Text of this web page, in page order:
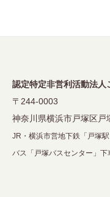
認定特定非営利活動法人
〒244-0003
神奈川県横浜市戸塚区
JR・横浜市営地下鉄「戸塚
バス「戸塚バスセンター」